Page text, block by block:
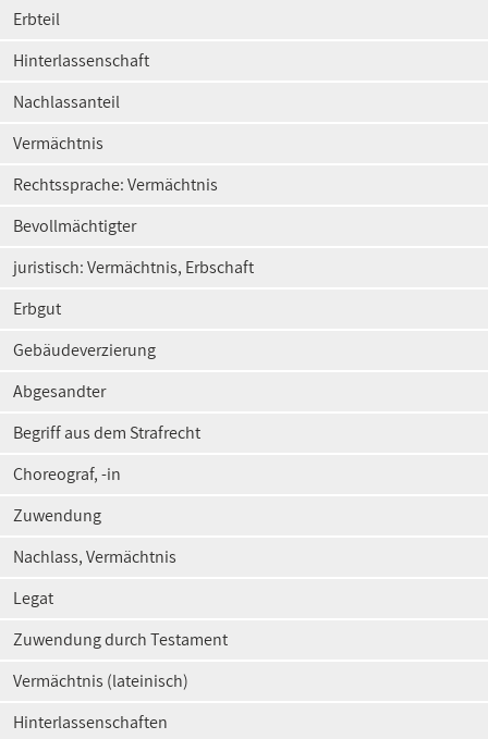
Erbteil
Hinterlassenschaft
Nachlassanteil
Vermächtnis
Rechtssprache: Vermächtnis
Bevollmächtigter
juristisch: Vermächtnis, Erbschaft
Erbgut
Gebäudeverzierung
Abgesandter
Begriff aus dem Strafrecht
Choreograf, -in
Zuwendung
Nachlass, Vermächtnis
Legat
Zuwendung durch Testament
Vermächtnis (lateinisch)
Hinterlassenschaften